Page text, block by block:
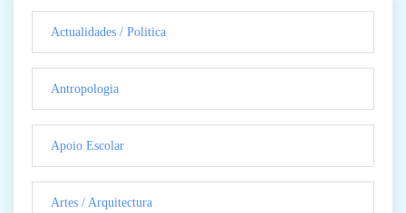
Actualidades / Politica
Antropologia
Apoio Escolar
Artes / Arquitectura